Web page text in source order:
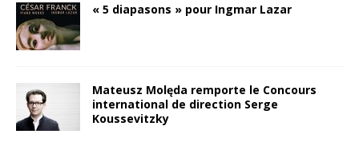
« 5 diapasons » pour Ingmar Lazar
Mateusz Molęda remporte le Concours
international de direction Serge
Koussevitzky